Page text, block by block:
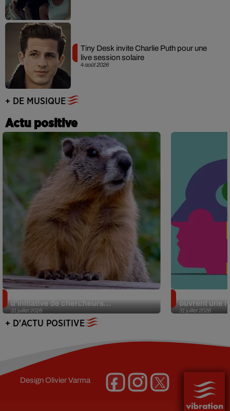
4 août 2026
Tiny Desk invite Charlie Puth pour une
live session solaire
+ DE MUSIQUE
Actu positive
31 juillet 2026
d’initiative de chercheurs...
31 juillet 2026
ouvrent une
+ D'ACTU POSITIVE
DesignOlivier Varma